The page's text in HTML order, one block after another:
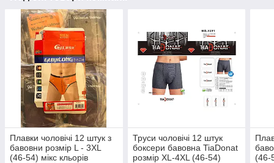
Плавки чоловічі 12 штук з
бавовни розмір L - 3XL
(46-54) мікс кльорів
Труси чоловічі 12 штук
боксери бавовна TiaDonat
розмір XL-4XL (46-54)
(46-